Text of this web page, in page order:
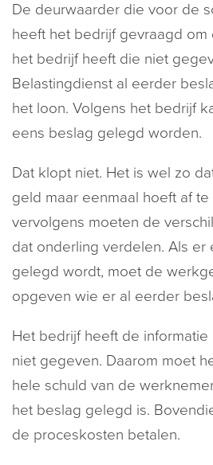
De deurwaarder die voor de
heeft het bedrijf gevraagd om
het bedrijf heeft die niet
Belastingdienst al eerder
het loon. Volgens het bedrijf
eens beslag gelegd worden.
Dat klopt niet. Het is wel zo
geld maar eenmaal hoeft af
vervolgens moeten de
dat onderling verdelen. Als
gelegd wordt, moet de
opgeven wie er al eerder
Het bedrijf heeft de
niet gegeven. Daarom moet
hele schuld van de
het beslag gelegd is.
de proceskosten betalen.